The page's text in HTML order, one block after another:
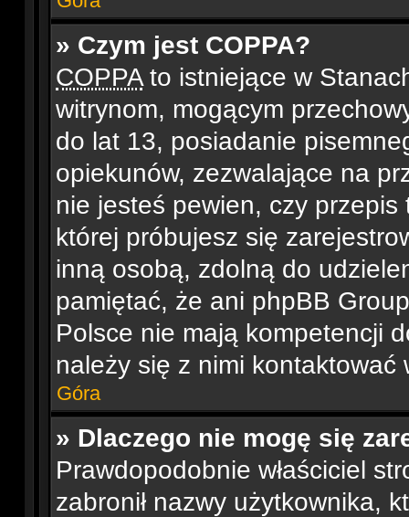
» Czym jest COPPA?
COPPAto istniejące w
witrynom, mogącym
do lat 13, posiadanie
opiekunów, zezwalające na
nie jesteś pewien, czy
której próbujesz się
inną osobą, zdolną do
pamiętać, że ani phpBB
Polsce nie mają kompetencji
należy się z nimi kontaktować
Góra
» Dlaczego nie mogę się
Prawdopodobnie właściciel
zabronił nazwy użytkownika,